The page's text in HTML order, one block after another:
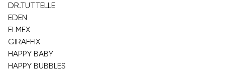
DR.TUTTELLE
EDEN
ELMEX
GIRAFFIX
HAPPY BABY
HAPPY BUBBLES